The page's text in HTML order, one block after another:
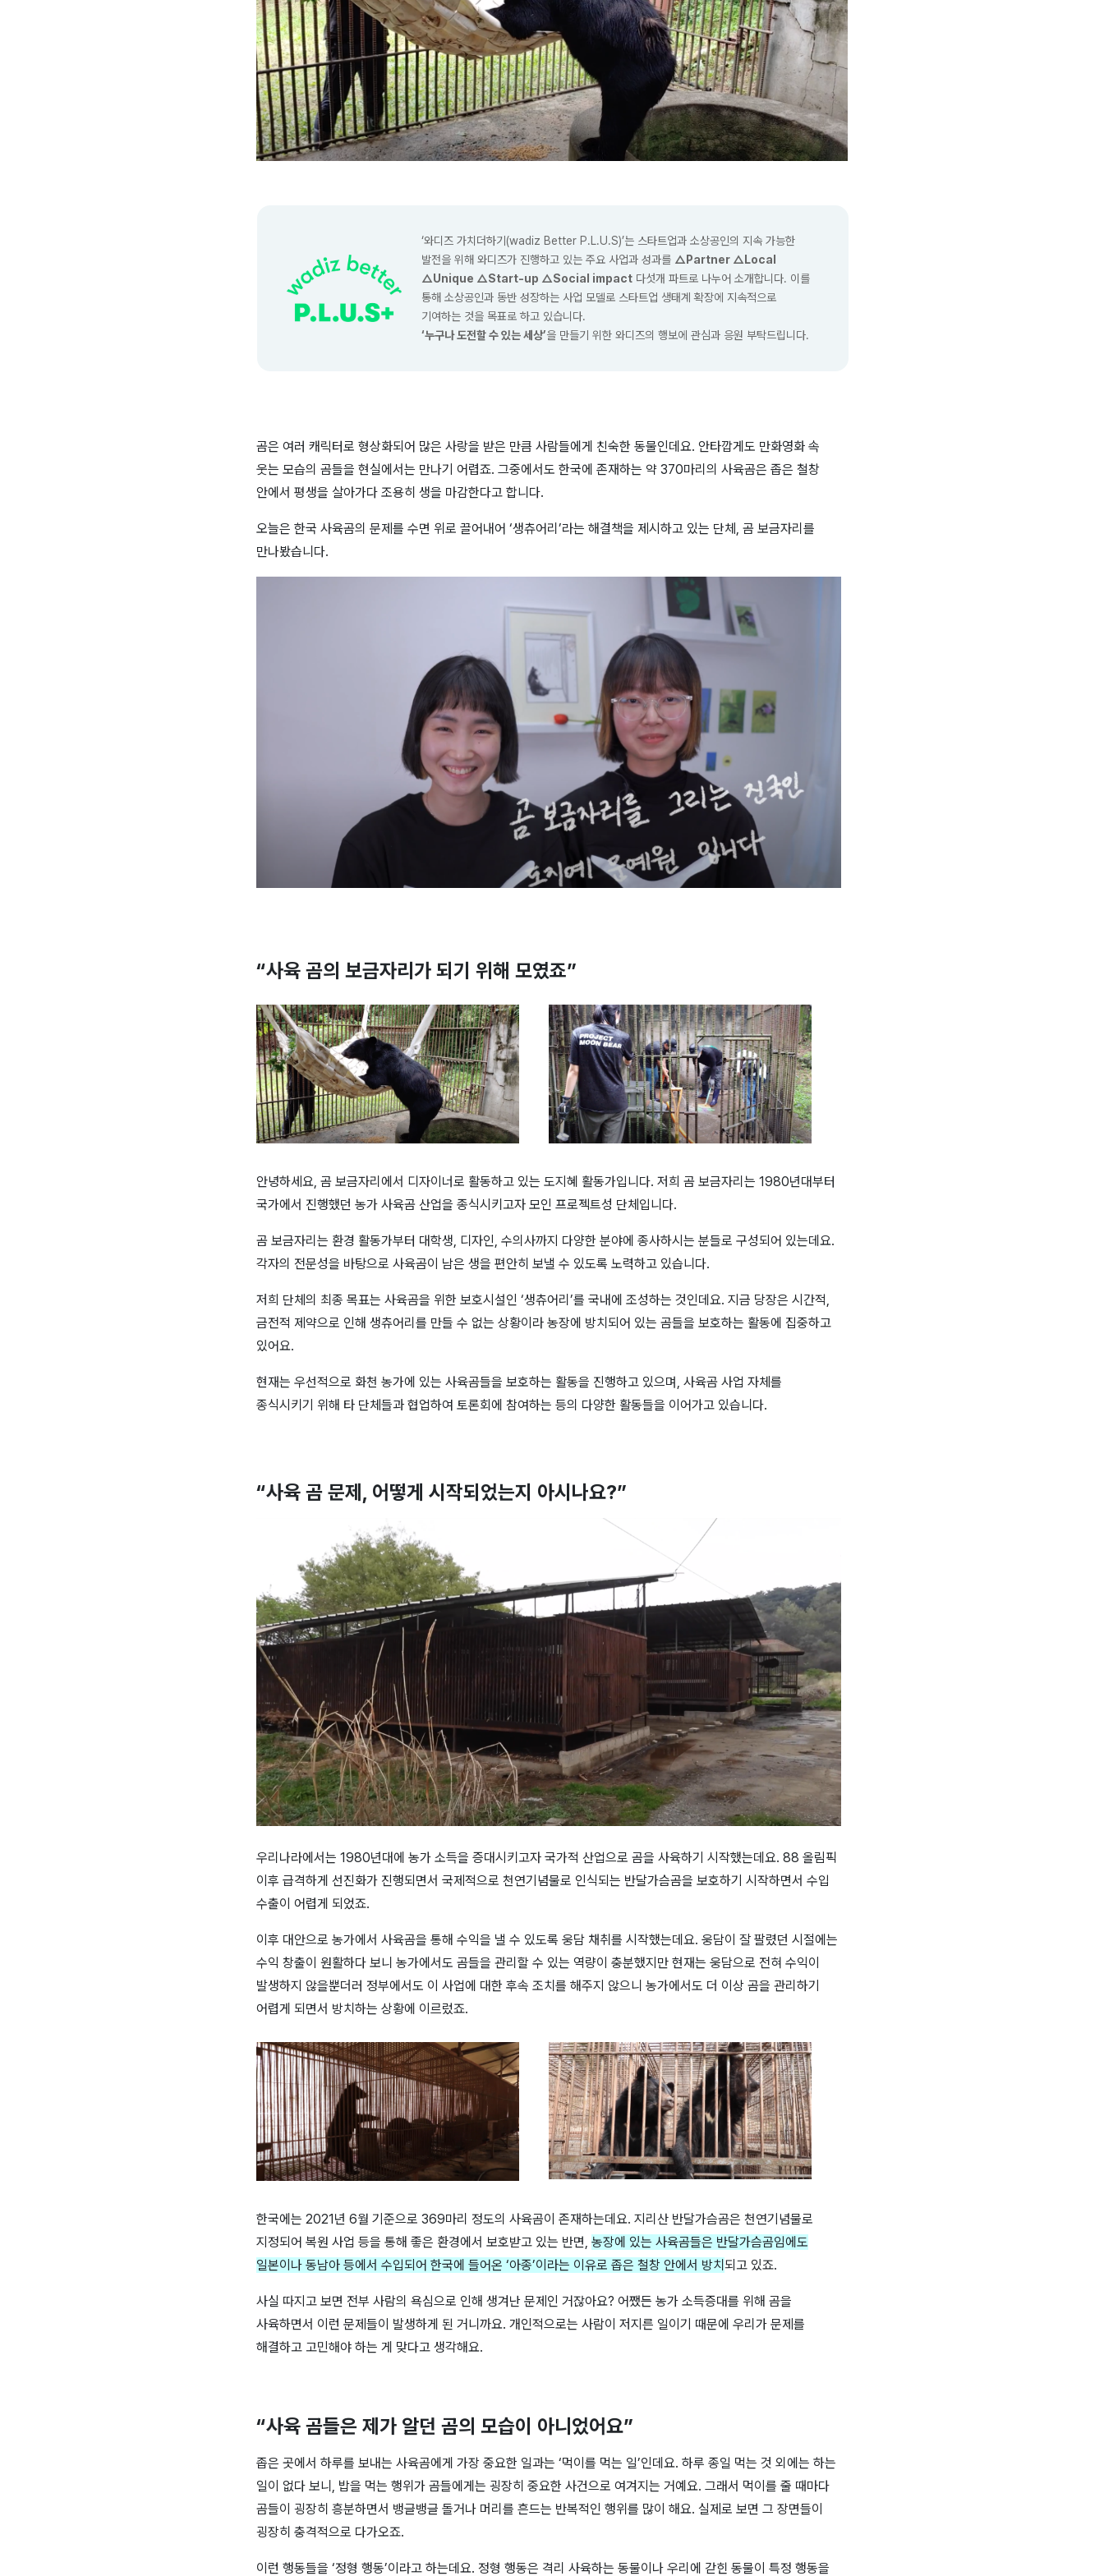
‘와디즈 가치더하기(wadiz Better P.L.U.S)’는 스타트업과 소상공인의 지속 가능한
발전을 위해 와디즈가 진행하고 있는 주요 사업과 성과를 △Partner △Local
△Unique △Start-up △Social impact 다섯개 파트로 나누어 소개합니다. 이를
통해 소상공인과 동반 성장하는 사업 모델로 스타트업 생태계 확장에 지속적으로
기여하는 것을 목표로 하고 있습니다.
‘누구나 도전할 수 있는 세상’을 만들기 위한 와디즈의 행보에 관심과 응원 부탁드립니다.
곰은 여러 캐릭터로 형상화되어 많은 사랑을 받은 만큼 사람들에게 친숙한 동물인데요. 안타깝게도 만화영화 속
웃는 모습의 곰들을 현실에서는 만나기 어렵죠. 그중에서도 한국에 존재하는 약 370마리의 사육곰은 좁은 철창
안에서 평생을 살아가다 조용히 생을 마감한다고 합니다.
오늘은 한국 사육곰의 문제를 수면 위로 끌어내어 ‘생츄어리 ’라는 해결책을 제시하고 있는 단체 곰 보금자리를
만나봤습니다.
“사육 곰의 보금자리가 되기 위해 모였죠”
안녕하세요 곰 보금자리에서 디자이너로 활동하고 있는 도지혜 활동가입니다. 저희 곰 보금자리는 1980년대부터
국가에서 진행했던 농가 사육곰 산업을 종식시키고자 모인 프로젝트성 단체입니다.
곰 보금자리는 환경 활동가부터 대학생 디자인 수의사까지 다양한 분야에 종사하시는 분들로 구성되어 있는데요.
각자의 전문성을 바탕으로 사육곰이 남은 생을 편안히 보낼 수 있도록 노력하고 있습니다.
저희 단체의 최종 목표는 사육곰을 위한 보호시설인 ‘생츄어리 ’를 국내에 조성하는 것인데요. 지금 당장은 시간적
금전적 제약으로 인해 생츄어리를 만들 수 없는 상황이라 농장에 방치되어 있는 곰들을 보호하는 활동에 집중하고
있어요.
현재는 우선적으로 화천 농가에 있는 사육곰들을 보호하는 활동을 진행하고 있으며 사육곰 사업 자체를
종식시키기 위해 타 단체들과 협업하여 토론회에 참여하는 등의 다양한 활동들을 이어가고 있습니다.
“사육 곰 문제, 어떻게 시작되었는지 아시나요?”
우리나라에서는 1980년대에 농가 소득을 증대시키고자 국가적 산업으로 곰을 사육하기 시작했는데요. 88 올림픽
이후 급격하게 선진화가 진행되면서 국제적으로 천연기념물로 인식되는 반달가슴곰을 보호하기 시작하면서 수입
수출이 어렵게 되었죠.
이후 대안으로 농가에서 사육곰을 통해 수익을 낼 수 있도록 웅담 채취를 시작했는데요. 웅담이 잘 팔렸던 시절에는
수익 창출이 원활하다 보니 농가에서도 곰들을 관리할 수 있는 역량이 충분했지만 현재는 웅담으로 전혀 수익이
발생하지 않을뿐더러 정부에서도 이 사업에 대한 후속 조치를 해주지 않으니 농가에서도 더 이상 곰을 관리하기
어렵게 되면서 방치하는 상황에 이르렀죠.
한국에는 2021년 6월 기준으로 369마리 정도의 사육곰이 존재하는데요. 지리산 반달가슴곰은 천연기념물로
지정되어 복원 사업 등을 통해 좋은 환경에서 보호받고 있는 반면, 농장에 있는 사육곰들은 반달가슴곰임에도
일본이나 동남아 등에서 수입되어 한국에 들어온 ‘아종’이라는 이유로 좁은 철창 안에서 방치 되고 있죠.
사실 따지고 보면 전부 사람의 욕심으로 인해 생겨난 문제인 거잖아요? 어쨌든 농가 소득증대를 위해 곰을
사육하면서 이런 문제들이 발생하게 된 거니까요. 개인적으로는 사람이 저지른 일이기 때문에 우리가 문제를
해결하고 고민해야 하는 게 맞다고 생각해요.
“사육 곰들은 제가 알던 곰의 모습이 아니었어요”
좁은 곳에서 하루를 보내는 사육곰에게 가장 중요한 일과는 ‘먹이를 먹는 일’인데요. 하루 종일 먹는 것 외에는 하는
일이 없다 보니 , 밥을 먹는 행위가 곰들에게는 굉장히 중요한 사건으로 여겨지는 거예요. 그래서 먹이를 줄 때마다
곰들이 굉장히 흥분하면서 뱅글뱅글 돌거나 머리를 흔드는 반복적인 행위를 많이 해요. 실제로 보면 그 장면들이
굉장히 충격적으로 다가오죠.
이런 행동들을 ‘정형 행동’이라고 하는데요. 정형 행동은 격리 사육하는 동물이나 우리에 갇힌 동물이 특정 행동을